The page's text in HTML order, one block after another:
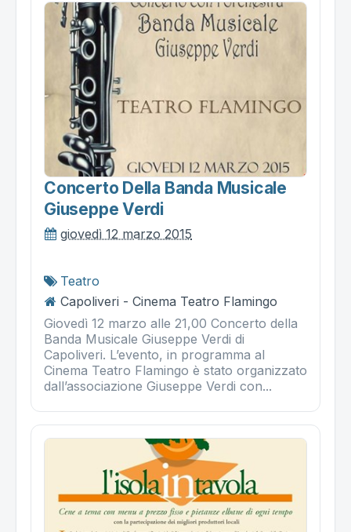
Concerto Della Banda Musicale
Giuseppe Verdi
giovedì 12 marzo 2015
Teatro
Capoliveri - Cinema Teatro Flamingo
Giovedì 12 marzo alle 21,00 Concerto della
Banda Musicale Giuseppe Verdi di
Capoliveri. L’evento, in programma al
Cinema Teatro Flamingo è stato organizzato
dall’associazione Giuseppe Verdi con...